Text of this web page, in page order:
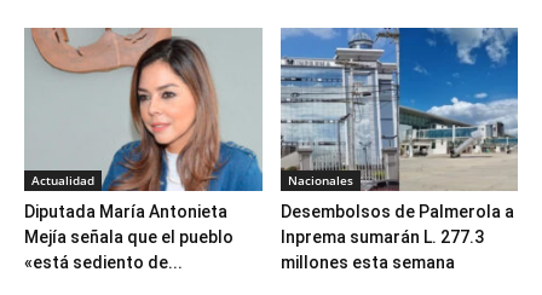
Actualidad
Diputada María Antonieta
Mejía señala que el pueblo
«está sediento de...
Nacionales
Desembolsos de Palmerola a
Inprema sumarán L. 277.3
millones esta semana